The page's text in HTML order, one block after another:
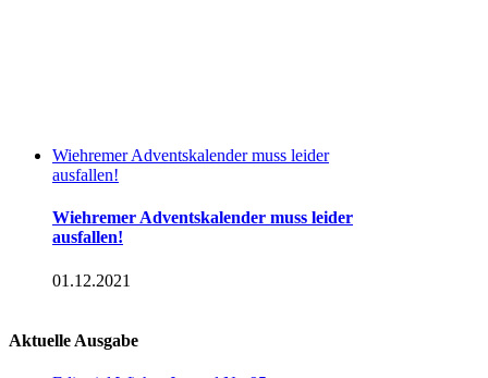
Wiehremer Adventskalender muss leider
ausfallen!
Wiehremer Adventskalender muss leider
ausfallen!
01.12.2021
Aktuelle Ausgabe